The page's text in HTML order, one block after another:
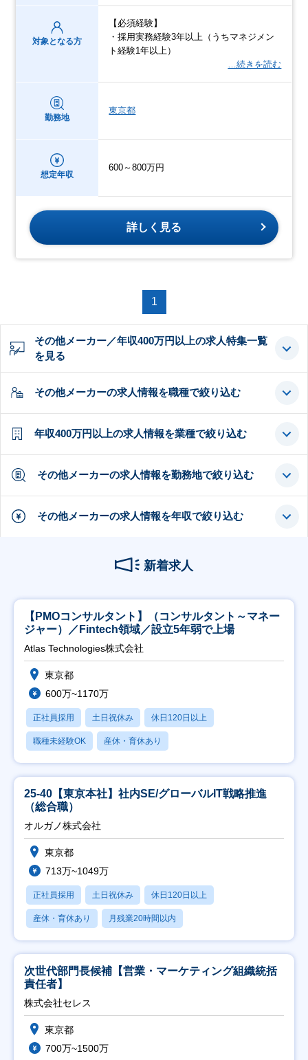
対象となる方
【必須経験】
・採用実務経験3年以上（うちマネジメン
ト経験1年以上）
…続きを読む
勤務地
東京都
想定年収
600～800万円
詳しく見る
1
その他メーカー／年収400万円以上の求人特集一覧
を見る
その他メーカーの求人情報を職種で絞り込む
年収400万円以上の求人情報を業種で絞り込む
その他メーカーの求人情報を勤務地で絞り込む
その他メーカーの求人情報を年収で絞り込む
新着求人
【PMOコンサルタント】（コンサルタント～マネー
ジャー）／Fintech領域／設立5年弱で上場
Atlas Technologies株式会社
東京都
600万~1170万
正社員採用 土日祝休み 休日120日以上
職種未経験OK 産休・育休あり
25-40【東京本社】社内SE/グローバルIT戦略推進
（総合職）
オルガノ株式会社
東京都
713万~1049万
正社員採用 土日祝休み 休日120日以上
産休・育休あり 月残業20時間以内
次世代部門長候補【営業・マーケティング組織統括
責任者】
株式会社セレス
東京都
700万~1500万